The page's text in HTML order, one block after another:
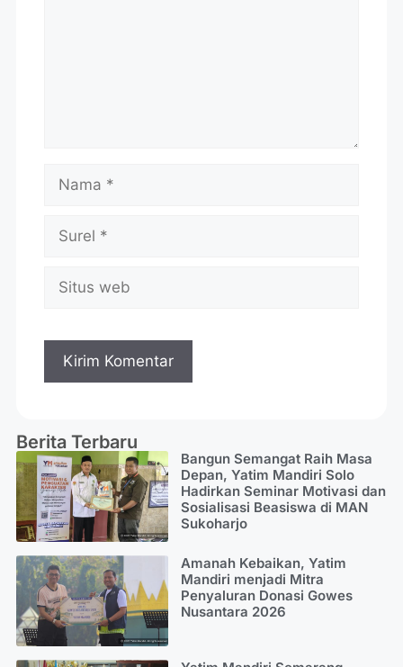
Berita Terbaru
Bangun Semangat Raih Masa
Depan, Yatim Mandiri Solo
Hadirkan Seminar Motivasi dan
Sosialisasi Beasiswa di MAN
Sukoharjo
Amanah Kebaikan, Yatim
Mandiri menjadi Mitra
Penyaluran Donasi Gowes
Nusantara 2026